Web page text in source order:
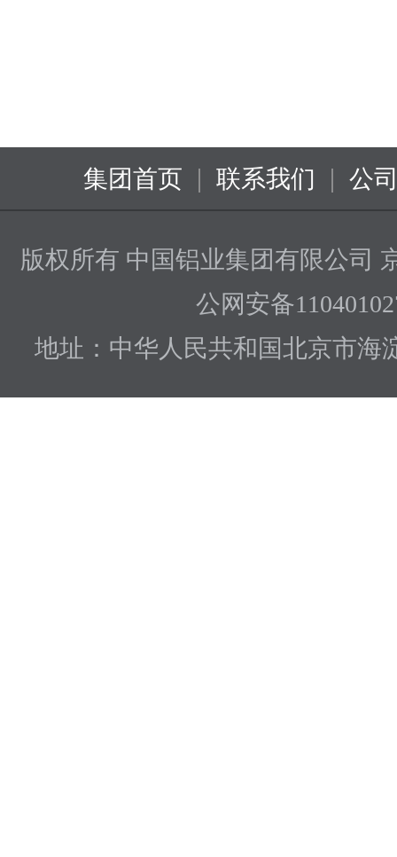
集团首页 | 联系我们 | 公
版权所有 中国铝业集团有限公司
公网安备
地址：中华人民共和国北京市海